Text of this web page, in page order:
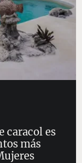
caracol es
más